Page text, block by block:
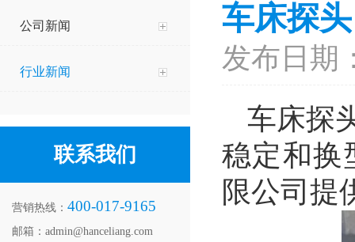
公司新闻
行业新闻
联系我们
营销热线： 400-017-9165
邮箱：admin@hanceliang.com
车床探
发布日期
车床探
稳定和换
限公司提